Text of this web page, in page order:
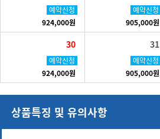
예약신청
924,000원
예약신청
905,000원
30
예약신청
924,000원
31
예약신청
905,000원
상품특징 및 유의사항